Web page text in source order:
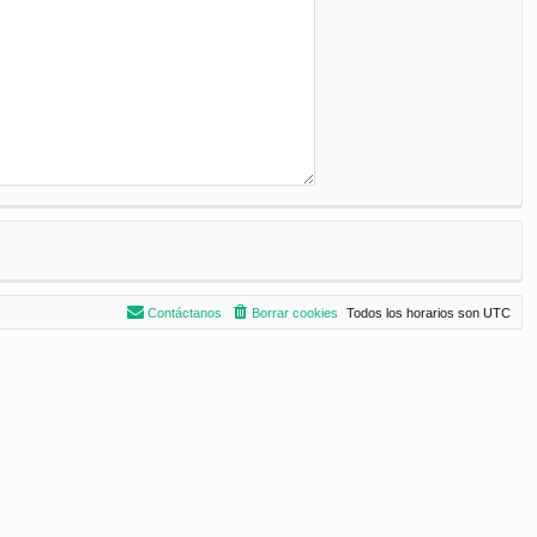
Todos los horarios son UTC
Borrar cookies
Contáctanos